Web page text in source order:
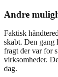
Andre
Faktisk
skabt. Den gang
fragt der var for
virksomheder.
dag.